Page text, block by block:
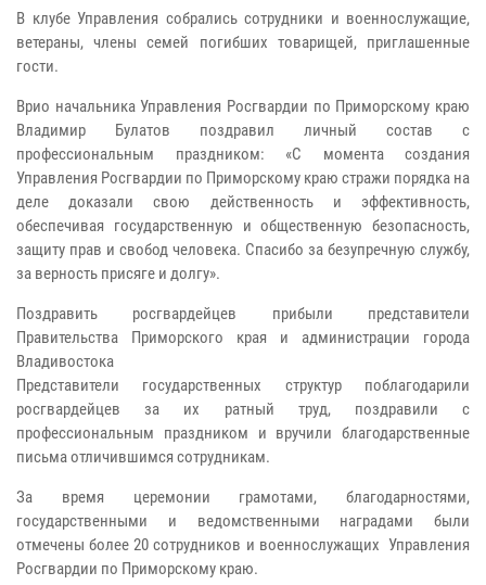
В клубе Управления собрались сотрудники и военнослужащие,
ветераны, члены семей погибших товарищей, приглашенные
гости.
Врио начальника Управления Росгвардии по Приморскому краю
Владимир Булатов поздравил личный состав с
профессиональным праздником: «С момента создания
Управления Росгвардии по Приморскому краю стражи порядка на
деле доказали свою действенность и эффективность,
обеспечивая государственную и общественную безопасность,
защиту прав и свобод человека. Спасибо за безупречную службу,
за верность присяге и долгу».
Поздравить росгвардейцев прибыли представители
Правительства Приморского края и администрации города
Владивостока
Представители государственных структур поблагодарили
росгвардейцев за их ратный труд, поздравили с
профессиональным праздником и вручили благодарственные
письма отличившимся сотрудникам.
За время церемонии грамотами, благодарностями,
государственными и ведомственными наградами были
отмечены более 20 сотрудников и военнослужащих Управления
Росгвардии по Приморскому краю.